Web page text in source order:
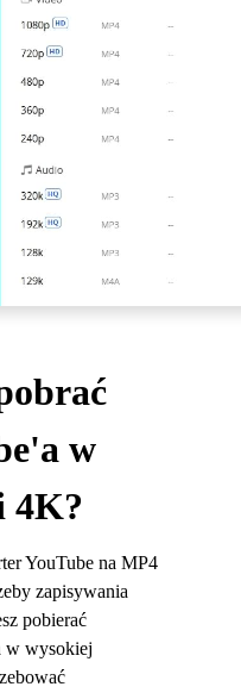
w
4K?
YouTube na MP4
zapisywania
pobierać
w wysokiej